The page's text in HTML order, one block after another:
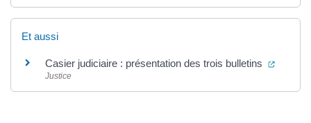
Et aussi
Casier judiciaire : présentation des trois bulletins
Justice